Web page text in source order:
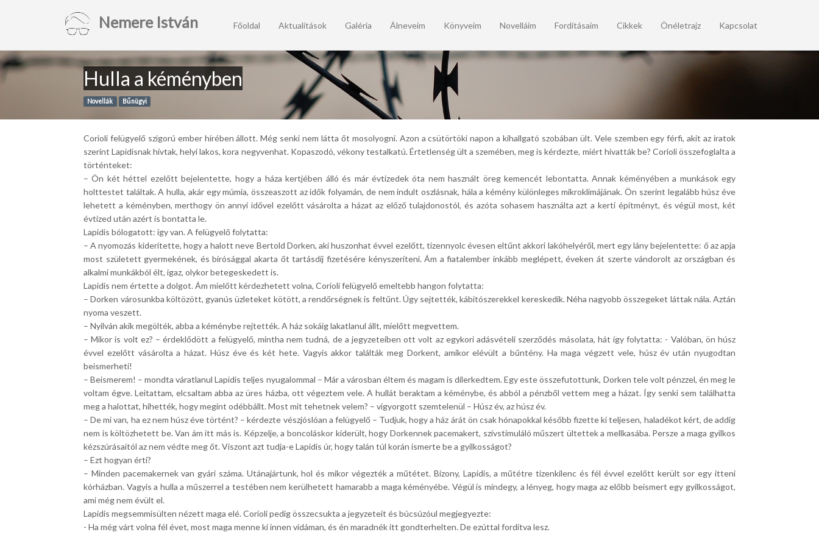
Nemere István Főoldal Aktualitások Galéria Álneveim Könyveim Novelláim Fordításaim Cikkek Önéletrajz Kapcsolat
Hulla a kéményben
Novellák Bűnügyi
Corioli felügyelő szigorú ember hírében állott. Még senki nem látta őt mosolyogni. Azon a csütörtöki napon a kihallgató szobában ült. Vele szemben egy férfi, akit az iratok
szerint Lapidisnak hívtak, helyi lakos, kora negyvenhat. Kopaszodó, vékony testalkatú. Értetlenség ült a szemében, meg is kérdezte, miért hivatták be? Corioli összefoglalta a
történteket:
– Ön két héttel ezelőtt bejelentette, hogy a háza kertjében álló és már évtizedek óta nem használt öreg kemencét lebontatta. Annak kéményében a munkások egy
holttestet találtak. A hulla, akár egy múmia, összeaszott az idők folyamán, de nem indult oszlásnak, hála a kémény különleges mikroklimájának. Ön szerint legalább húsz éve
lehetett a kéményben, merthogy ön annyi idővel ezelőtt vásárolta a házat az előző tulajdonostól, és azóta sohasem használta azt a kerti építményt, és végül most, két
évtized után azért is bontatta le.
Lapidis bólogatott: így van. A felügyelő folytatta:
– A nyomozás kiderítette, hogy a halott neve Bertold Dorken, aki huszonhat évvel ezelőtt, tizennyolc évesen eltűnt akkori lakóhelyéről, mert egy lány bejelentette: ő az apja
most született gyermekének, és bírósággal akarta őt tartásdíj fizetésére kényszeríteni. Ám a fiatalember inkább meglépett, éveken át szerte vándorolt az országban és
alkalmi munkákból élt, igaz, olykor betegeskedett is.
Lapidis nem értette a dolgot. Ám mielőtt kérdezhetett volna, Corioli felügyelő emeltebb hangon folytatta:
– Dorken városunkba költözött, gyanús üzleteket kötött, a rendőrségnek is feltűnt. Úgy sejtették, kábitószerekkel kereskedik. Néha nagyobb összegeket láttak nála. Aztán
nyoma veszett.
– Nyilván akik megölték, abba a kéménybe rejtették. A ház sokáig lakatlanul állt, mielőtt megvettem.
– Mikor is volt ez? – érdeklődött a felügyelő, mintha nem tudná, de a jegyzeteiben ott volt az egykori adásvételi szerződés másolata, hát így folytatta: - Valóban, ön húsz
évvel ezelőtt vásárolta a házat. Húsz éve és két hete. Vagyis akkor találták meg Dorkent, amikor elévült a bűntény. Ha maga végzett vele, húsz év után nyugodtan
beismerheti!
– Beismerem! – mondta váratlanul Lapidis teljes nyugalommal – Már a városban éltem és magam is dílerkedtem. Egy este összefutottunk, Dorken tele volt pénzzel, én meg le
voltam égve. Leitattam, elcsaltam abba az üres házba, ott végeztem vele. A hullát beraktam a kéménybe, és abból a pénzből vettem meg a házat. Így senki sem találhatta
meg a halottat, hihették, hogy megint odébbállt. Most mit tehetnek velem? – vigyorgott szemtelenül – Húsz év, az húsz év.
– De mi van, ha ez nem húsz éve történt? – kérdezte vészjóslóan a felügyelő – Tudjuk, hogy a ház árát ön csak hónapokkal később fizette ki teljesen, haladékot kért, de addig
nem is költözhetett be. Van ám itt más is. Képzelje, a boncoláskor kiderült, hogy Dorkennek pacemakert, szívstimuláló műszert ültettek a mellkasába. Persze a maga gyilkos
kézszúrásaitól az nem védte meg őt. Viszont azt tudja-e Lapidis úr, hogy talán túl korán ismerte be a gyilkosságot?
– Ezt hogyan érti?
– Minden pacemakernek van gyári száma. Utánajártunk, hol és mikor végezték a műtétet. Bizony, Lapidis, a műtétre tizenkilenc és fél évvel ezelőtt került sor egy itteni
kórházban. Vagyis a hulla a műszerrel a testében nem kerülhetett hamarabb a maga kéményébe. Végül is mindegy, a lényeg, hogy maga az előbb beismert egy gyilkosságot,
ami még nem évült el.
Lapidis megsemmisülten nézett maga elé. Corioli pedig összecsukta a jegyzeteit és búcsúzóul megjegyezte:
- Ha még várt volna fél évet, most maga menne ki innen vidáman, és én maradnék itt gondterhelten. De ezúttal fordítva lesz.